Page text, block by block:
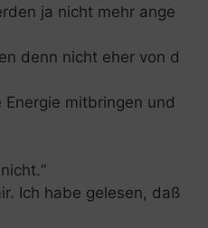
ja nicht mehr ange
denn nicht eher von d
mitbringen und
Ich habe gelesen, daß